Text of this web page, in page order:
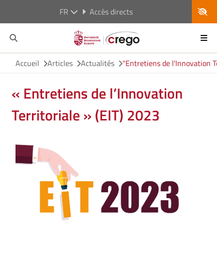
FR Accès directs
Accueil Articles Actualités "Entretiens de l'Innovation
« Entretiens de l’Innovation
Territoriale » (EIT) 2023